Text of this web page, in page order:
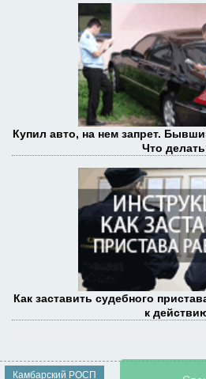
Купил авто, на нем запрет.
Что
Как заставить судебного
к
Камбарский РОСП